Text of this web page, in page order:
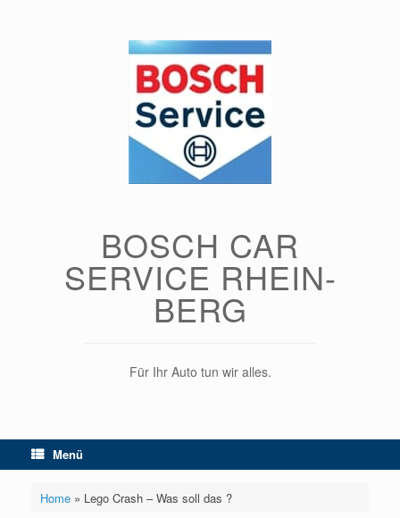
BOSCH CAR
SERVICE RHEIN-
BERG
Für Ihr Auto tun wir alles.
Menü
Home» Lego Crash – Was soll das ?